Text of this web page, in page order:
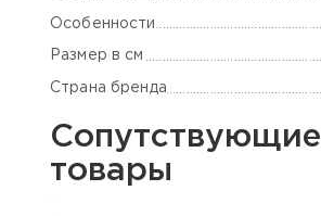
Особенности
Размер в см
Страна бренда
Сопутствующие
товары